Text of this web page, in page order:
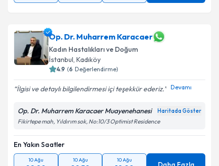
Op. Dr. Muharrem Karacaer
Kadın Hastalıkları ve Doğum
İstanbul, Kadıköy
4.9 (6 Değerlendirme)
İlgisi ve detaylı bilgilendirmesi içi teşekkür ederiz. Devamı
Op. Dr. Muharrem Karacaer Muayenehanesi Haritada Göster
Fikirtepe mah, Yıldırım sok, No:10/3 Optimist Residence
En Yakın Saatler
10 Ağu 10 Ağu 10 Ağu